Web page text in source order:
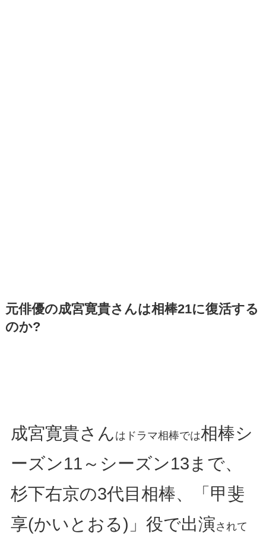
元俳優の成宮寛貴さんは相棒21に復活する
のか?
成宮寛貴さん はドラマ相棒では相棒シ
ーズン11～シーズン13まで、
杉下右京の3代目相棒、「甲斐
享(かいとおる)」役で出演されて